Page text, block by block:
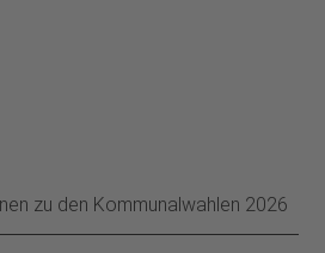
zu den Kommunalwahlen 2026